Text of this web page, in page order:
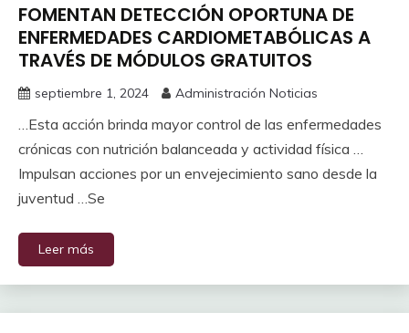
FOMENTAN DETECCIÓN OPORTUNA DE
ENFERMEDADES CARDIOMETABÓLICAS A
TRAVÉS DE MÓDULOS GRATUITOS
septiembre 1, 2024 Administración Noticias
…Esta acción brinda mayor control de las enfermedades
crónicas con nutrición balanceada y actividad física …
Impulsan acciones por un envejecimiento sano desde la
juventud …Se
Leer más